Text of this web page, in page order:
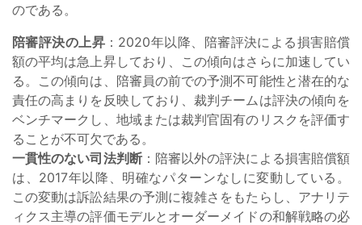
のである。
陪審評決の上昇 ：2020年以降、陪審評決による損害賠償
額の平均は急上昇しており、この傾向はさらに加速してい
る。この傾向は、陪審員の前での予測不可能性と潜在的な
責任の高まりを反映しており、裁判チームは評決の傾向を
ベンチマークし、地域または裁判官固有のリスクを評価す
ることが不可欠である。
一貫性のない司法判断：陪審以外の評決による損害賠償額
は、2017年以降、明確なパターンなしに変動している。
この変動は訴訟結果の予測に複雑さをもたらし、アナリテ
ィクス主導の評価モデルとオーダーメイドの和解戦略の必